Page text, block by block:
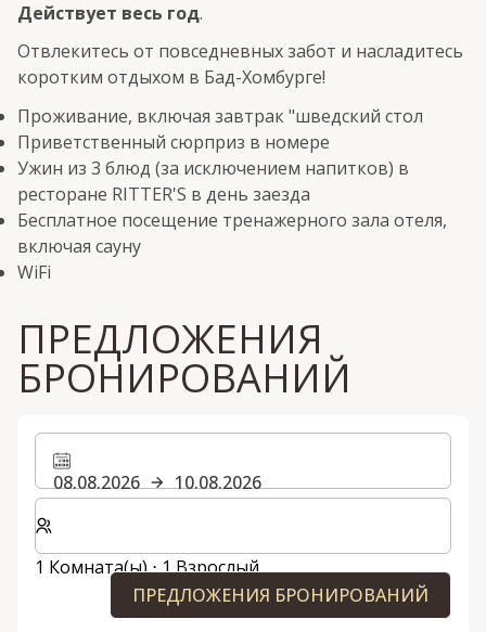
Действует весь год.
Отвлекитесь от повседневных забот и насладитесь
коротким отдыхом в Бад-Хомбурге!
Проживание, включая завтрак "шведский стол
Приветственный сюрприз в номере
Ужин из 3 блюд (за исключением напитков) в
ресторане RITTER'S в день заезда
Бесплатное посещение тренажерного зала отеля,
включая сауну
WiFi
ПРЕДЛОЖЕНИЯ
БРОНИРОВАНИЙ
08.08.2026
10.08.2026
Выберите количество комнат и гостей для вашего
1 Комната(ы) ⋅ 1 Взрослый
ПРЕДЛОЖЕНИЯ БРОНИРОВАНИЙ